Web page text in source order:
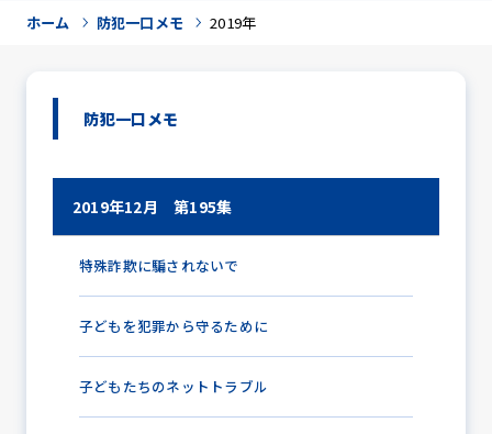
防犯活動ニュース
防犯パトロール
ホーム 防犯一口メモ 2019年
防犯一口メモ
2019年12月 第195集
特殊詐欺に騙されないで
子どもを犯罪から守るために
子どもたちのネットトラブル